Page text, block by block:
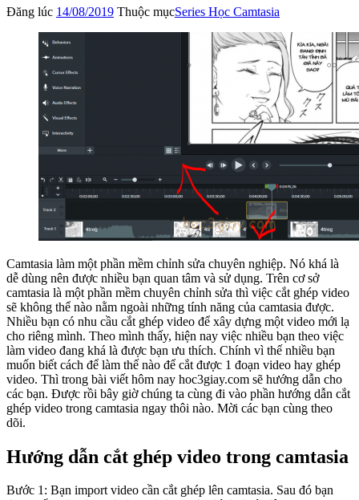
Đăng lúc 14/08/2019 Thuộc mụcSeries Học Camtasia
Camtasia làm một phần mềm chỉnh sửa chuyên nghiệp. Nó khá là
dễ dùng nên được nhiều bạn quan tâm và sử dụng. Trên cơ sở
camtasia là một phần mềm chuyên chỉnh sửa thì việc cắt ghép video
sẽ không thể nào nằm ngoài những tính năng của camtasia được.
Nhiều bạn có nhu cầu cắt ghép video để xây dựng một video mới lạ
cho riêng mình. Theo mình thấy, hiện nay việc nhiều bạn theo việc
làm video đang khá là được bạn ưu thích. Chính vì thế nhiều bạn
muốn biết cách để làm thế nào để cắt được 1 đoạn video hay ghép
video. Thì trong bài viết hôm nay hoc3giay.com sẽ hướng dẫn cho
các bạn. Được rồi bây giờ chúng ta cùng đi vào phần hướng dẫn cắt
ghép video trong camtasia ngay thôi nào. Mời các bạn cùng theo
dõi.
Hướng dẫn cắt ghép video trong camtasia
Bước 1: Bạn import video cần cắt ghép lên camtasia. Sau đó bạn